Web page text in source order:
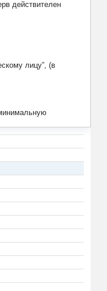
действителен
лицу”, (в